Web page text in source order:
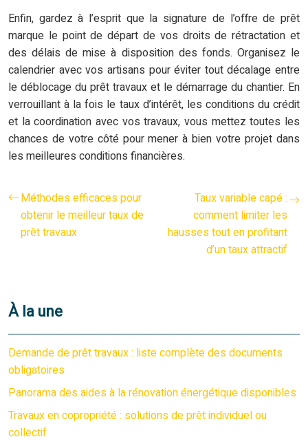
Enfin, gardez à l’esprit que la signature de l’offre de prêt
marque le point de départ de vos droits de rétractation et
des délais de mise à disposition des fonds. Organisez le
calendrier avec vos artisans pour éviter tout décalage entre
le déblocage du prêt travaux et le démarrage du chantier. En
verrouillant à la fois le taux d’intérêt, les conditions du crédit
et la coordination avec vos travaux, vous mettez toutes les
chances de votre côté pour mener à bien votre projet dans
les meilleures conditions financières.
Méthodes efficaces pour
obtenir le meilleur taux de
prêt travaux
Taux variable capé :
comment limiter les
hausses tout en profitant
d’un taux attractif
À la une
Demande de prêt travaux : liste complète des documents
obligatoires
Panorama des aides à la rénovation énergétique disponibles
Travaux en copropriété : solutions de prêt individuel ou
collectif